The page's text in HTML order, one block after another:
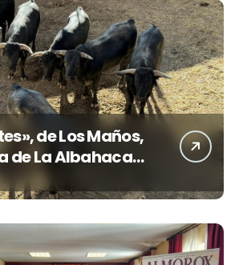
de Los Maños,
de La Albahaca